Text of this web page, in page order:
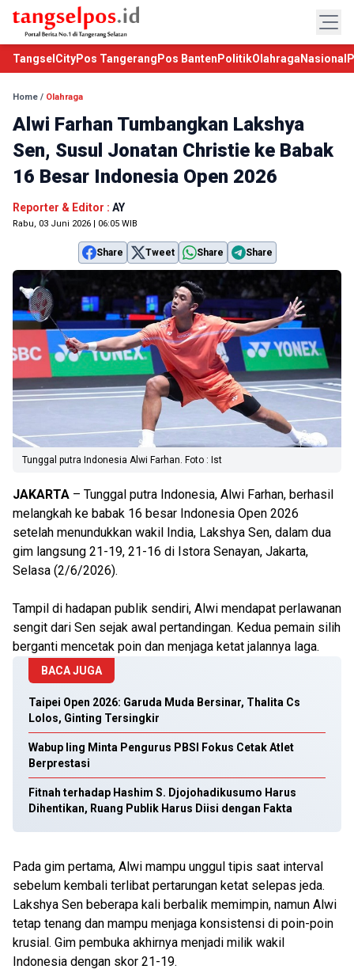
TangselCityPos Tangerang Pos Banten PolitikOlahraga Nasional
Home / Olahraga
Alwi Farhan Tumbangkan Lakshya
Sen, Susul Jonatan Christie ke Babak
16 Besar Indonesia Open 2026
Reporter & Editor : AY
Rabu, 03 Juni 2026 | 06:05 WIB
Share Tweet Share Share
Tunggal putra Indonesia Alwi Farhan. Foto : Ist
JAKARTA – Tunggal putra Indonesia, Alwi Farhan, berhasil
melangkah ke babak 16 besar Indonesia Open 2026
setelah menundukkan wakil India, Lakshya Sen, dalam dua
gim langsung 21-19, 21-16 di Istora Senayan, Jakarta,
Selasa (2/6/2026).
Tampil di hadapan publik sendiri, Alwi mendapat perlawanan
sengit dari Sen sejak awal pertandingan. Kedua pemain silih
berganti mencetak poin dan menjaga ketat jalannya laga.
BACA JUGA
Taipei Open 2026: Garuda Muda Bersinar, Thalita Cs
Lolos, Ginting Tersingkir
Wabup Iing Minta Pengurus PBSI Fokus Cetak Atlet
Berprestasi
Fitnah terhadap Hashim S. Djojohadikusumo Harus
Dihentikan, Ruang Publik Harus Diisi dengan Fakta
Pada gim pertama, Alwi mampu unggul tipis saat interval
sebelum kembali terlibat pertarungan ketat selepas jeda.
Lakshya Sen beberapa kali berbalik memimpin, namun Alwi
tetap tenang dan mampu menjaga konsistensi di poin-poin
krusial. Gim pembuka akhirnya menjadi milik wakil
Indonesia dengan skor 21-19.